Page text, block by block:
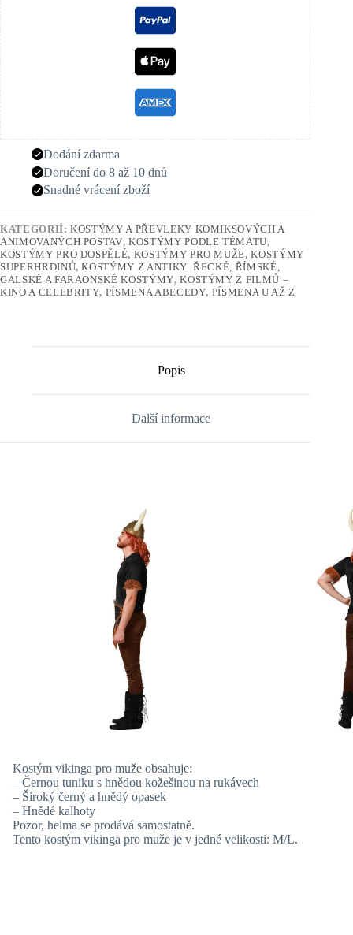
Dodání zdarma
Doručení do 8 až 10 dnů
Snadné vrácení zboží
KATEGORIÍ:KOSTÝMY A PŘEVLEKY KOMIKSOVÝCH A
ANIMOVANÝCH POSTAV,KOSTÝMY PODLE TÉMATU,
KOSTÝMY PRO DOSPĚLÉ, KOSTÝMY PRO MUŽE,KOSTÝMY
SUPERHRDINŮ,KOSTÝMY Z ANTIKY: ŘECKÉ, ŘÍMSKÉ,
GALSKÉ A FARAONSKÉ KOSTÝMY,KOSTÝMY Z FILMŮ –
KINO A CELEBRITY, PÍSMENA ABECEDY, PÍSMENA U AŽ Z
Popis
Další informace
Kostým vikinga pro muže obsahuje:
– Černou tuniku s hnědou kožešinou na rukávech
– Široký černý a hnědý opasek
– Hnědé kalhoty
Pozor, helma se prodává samostatně.
Tento kostým vikinga pro muže je v jedné velikosti: M/L.